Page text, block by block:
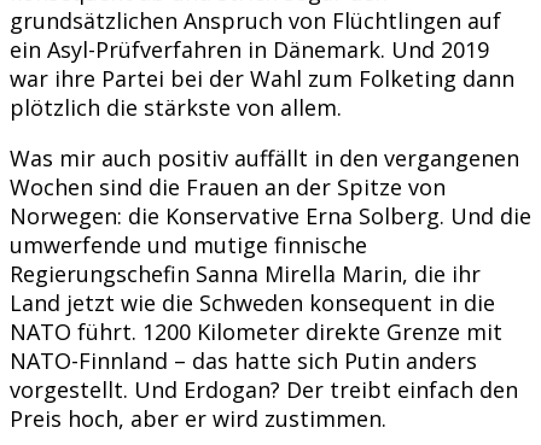
grundsätzlichen Anspruch von Flüchtlingen auf
ein Asyl-Prüfverfahren in Dänemark. Und 2019
war ihre Partei bei der Wahl zum Folketing dann
plötzlich die stärkste von allem.
Was mir auch positiv auffällt in den vergangenen
Wochen sind die Frauen an der Spitze von
Norwegen: die Konservative Erna Solberg. Und die
umwerfende und mutige finnische
Regierungschefin Sanna Mirella Marin, die ihr
Land jetzt wie die Schweden konsequent in die
NATO führt. 1200 Kilometer direkte Grenze mit
NATO-Finnland – das hatte sich Putin anders
vorgestellt. Und Erdogan? Der treibt einfach den
Preis hoch, aber er wird zustimmen.